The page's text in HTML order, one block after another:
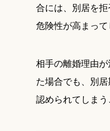
合には、別居を
危険性が高まって
相手の離婚理由
た場合でも、別
認められてしまう